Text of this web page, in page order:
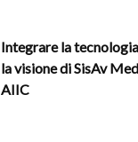
Integrare la
la visione di SisAv
AIIC